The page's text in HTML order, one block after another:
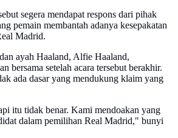
segera mendapat respons dari pihak
pemain membantah adanya kesepakatan
Madrid.
ayah Haaland, Alfie Haaland,
bersama setelah acara tersebut berakhir.
ada dasar yang mendukung klaim yang
itu tidak benar. Kami mendoakan yang
dalam pemilihan Real Madrid," bunyi